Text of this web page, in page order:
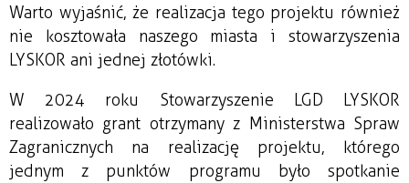
Warto wyjaśnić, że realizacja tego projektu również
nie kosztowała naszego miasta i stowarzyszenia
LYSKOR ani jednej złotówki.
W 2024 roku Stowarzyszenie LGD LYSKOR
realizowało grant otrzymany z Ministerstwa Spraw
Zagranicznych na realizację projektu, którego
jednym z punktów programu było spotkanie